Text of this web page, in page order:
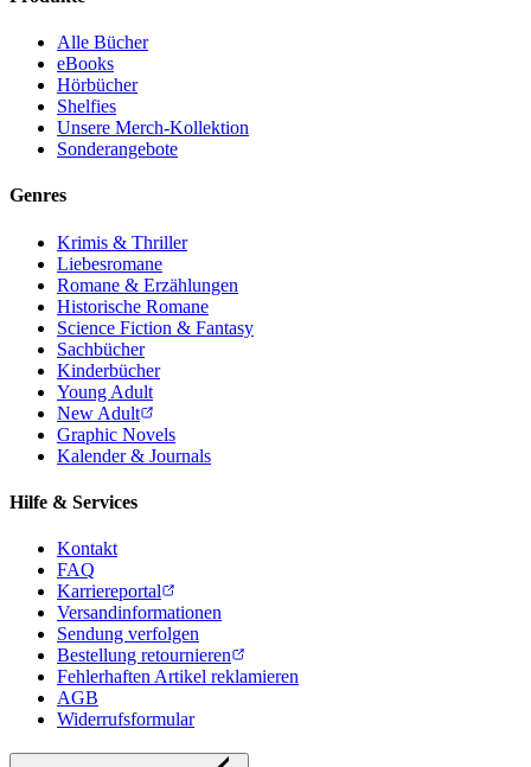
Alle Bücher
eBooks
Hörbücher
Shelfies
Unsere Merch-Kollektion
Sonderangebote
Genres
Krimis & Thriller
Liebesromane
Romane & Erzählungen
Historische Romane
Science Fiction & Fantasy
Sachbücher
Kinderbücher
Young Adult
New Adult
Graphic Novels
Kalender & Journals
Hilfe & Services
Kontakt
FAQ
Karriereportal
Versandinformationen
Sendung verfolgen
Bestellung retournieren
Fehlerhaften Artikel reklamieren
AGB
Widerrufsformular